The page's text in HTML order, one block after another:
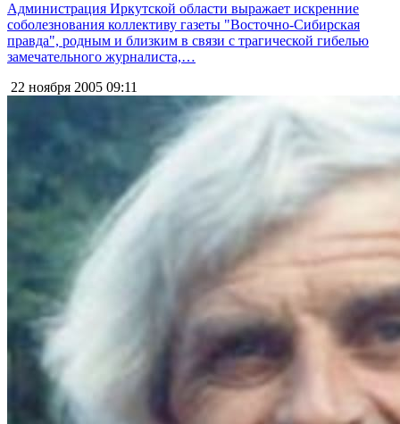
Администрация Иркутской области выражает искренние
соболезнования коллективу газеты "Восточно-Сибирская
правда", родным и близким в связи с трагической гибелью
замечательного журналиста,…
22 ноября 2005 09:11